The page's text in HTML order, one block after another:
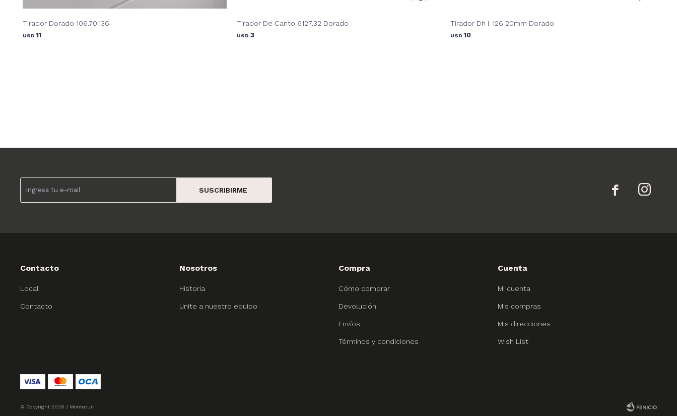
Tirador Dorado 106.70.136
USD 11
Tirador De Canto 6127.32 Dorado
USD 3
Tirador Dh I-126 20mm Dorado
USD 10
SUSCRIBIRME  
Contacto
Local
Contacto
Nosotros
Historia
Unite a nuestro equipo
Compra
Cómo comprar
Devolución
Envíos
Términos y condiciones
Cuenta
Mi cuenta
Mis compras
Mis direcciones
Wish List
© Copyright 2026 / Montecuir